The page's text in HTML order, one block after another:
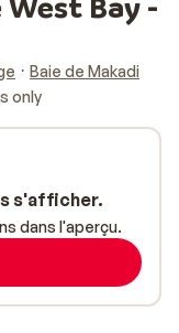
Baie de Makadi
only
s'afficher.
dans l'aperçu.